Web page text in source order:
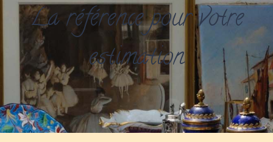
La référence pour votre
estimation